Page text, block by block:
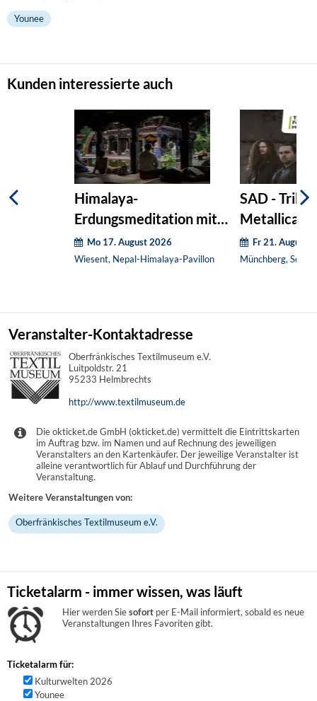
Younee
Kunden interessierte auch
Himalaya-
Erdungsmeditation mit
Klangschalen & Gong
Mo 17. August 2026
Wiesent, Nepal-Himalaya-Pavillon
SAD -
Metallica
Fr 21. August
Münchberg,
Veranstalter-Kontaktadresse
Oberfränkisches Textilmuseum e.V.
Luitpoldstr. 21
95233 Helmbrechts
http://www.textilmuseum.de
Die okticket.de GmbH (okticket.de) vermittelt die Eintrittskarten
im Auftrag bzw. im Namen und auf Rechnung des jeweiligen
Veranstalters an den Kartenkäufer. Der jeweilige Veranstalter ist
alleine verantwortlich für Ablauf und Durchführung der
Veranstaltung.
Weitere Veranstaltungen von:
Oberfränkisches Textilmuseum e.V.
Ticketalarm - immer wissen, was läuft
Hier werden Siesofort per E-Mail informiert, sobald es neue
Veranstaltungen Ihres Favoriten gibt.
Ticketalarm für:
Kulturwelten 2026
Younee